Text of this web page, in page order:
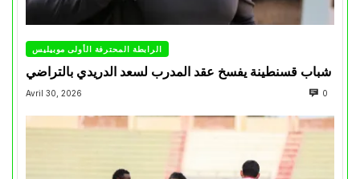
الرابطة المحترفة الأولى موبيليس
شباب قسنطينة يفسخ عقد المدرب لسعد الدريدي بالتراضي
Avril 30, 2026 0